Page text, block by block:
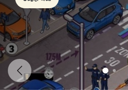
Précédent